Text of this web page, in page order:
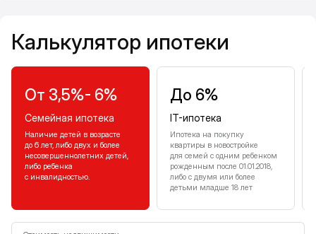
Калькулятор ипотеки
От 3,5%- 6%
Семейная ипотека
Наличие детей в возрасте
до 6 лет, либо двух и более
несовершеннолетних детей,
либо ребенка
с инвалидностью.
До 6%
IT-ипотека
Ипотека на покупку
квартиры в новостройке
для семей с одним ребенком
рожденным после 01.01.2018,
либо с двумя или более
детьми младше 18 лет